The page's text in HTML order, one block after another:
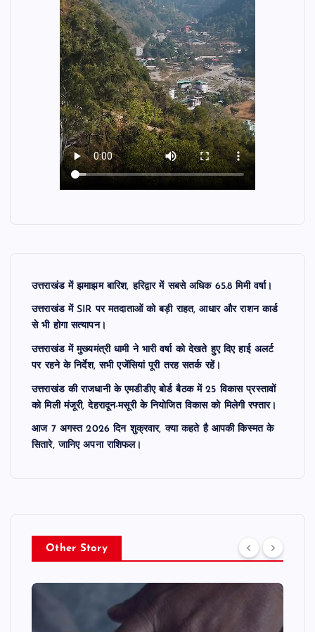
उत्तराखंड में झमाझम बारिश, हरिद्वार में सबसे अधिक 65.8 मिमी वर्षा।
उत्तराखंड में SIR पर मतदाताओं को बड़ी राहत, आधार और राशन कार्ड
से भी होगा सत्यापन।
उत्तराखंड में मुख्यमंत्री धामी ने भारी वर्षा को देखते हुए दिए हाई अलर्ट
पर रहने के निर्देश, सभी एजेंसियां पूरी तरह सतर्क रहें।
उत्तराखंड की राजधानी के एमडीडीए बोर्ड बैठक में 25 विकास प्रस्तावों
को मिली मंजूरी, देहरादून-मसूरी के नियोजित विकास को मिलेगी रफ्तार।
आज 7 अगस्त 2026 दिन शुक्रवार, क्या कहते है आपकी किस्मत के
सितारे, जानिए अपना राशिफल।
Other Story